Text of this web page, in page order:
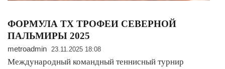
ФОРМУЛА ТХ ТРОФЕИ СЕВЕРНОЙ
ПАЛЬМИРЫ 2025
metroadmin 23.11.2025 18:08
Международный командный теннисный турнир